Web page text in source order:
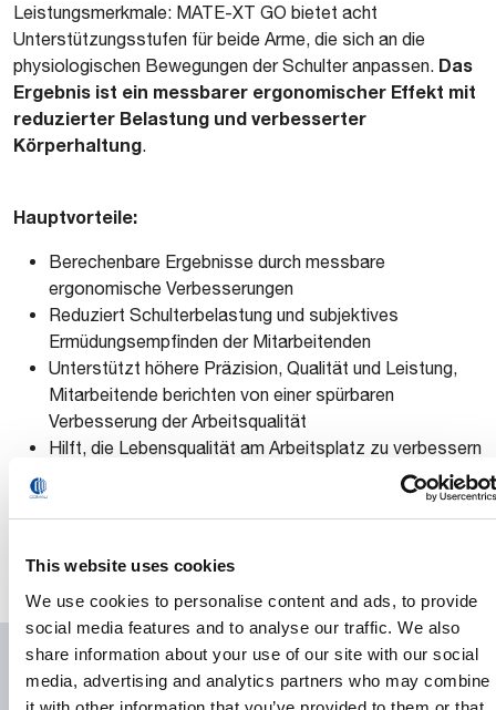
This website uses cookies
We use cookies to personalise content and ads, to provide
social media features and to analyse our traffic. We also
share information about your use of our site with our social
media, advertising and analytics partners who may combine
Leistungsmerkmale: MATE-XT GO bietet acht
Unterstützungsstufen für beide Arme, die sich an die
physiologischen Bewegungen der Schulter anpassen. Das
Ergebnis ist ein messbarer ergonomischer Effekt mit
reduzierter Belastung und verbesserter
Körperhaltung.
Hauptvorteile:
Berechenbare Ergebnisse durch messbare
ergonomische Verbesserungen
Reduziert Schulterbelastung und subjektives
Ermüdungsempfinden der Mitarbeitenden
Unterstützt höhere Präzision, Qualität und Leistung,
Mitarbeitende berichten von einer spürbaren
Verbesserung der Arbeitsqualität
Hilft, die Lebensqualität am Arbeitsplatz zu verbessern
* gemäß EU-Verordnung 2016/425
Downloads
Press Release